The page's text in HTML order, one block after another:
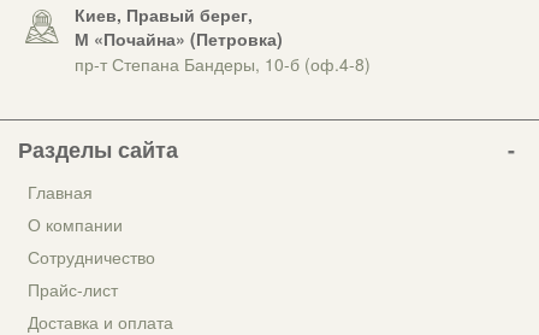
Киев, Правый берег,
М «Почайна» (Петровка)
пр-т Степана Бандеры, 10-б (оф.4-8)
Разделы сайта
Главная
О компании
Сотрудничество
Прайс-лист
Доставка и оплата